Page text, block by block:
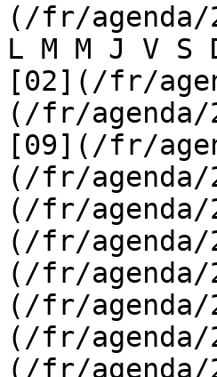
(/fr/
L M M J V
[02](/fr/
(/fr/
[09](/fr/
(/fr/
(/fr/
(/fr/
(/fr/
(/fr/
(/fr/
(/fr/